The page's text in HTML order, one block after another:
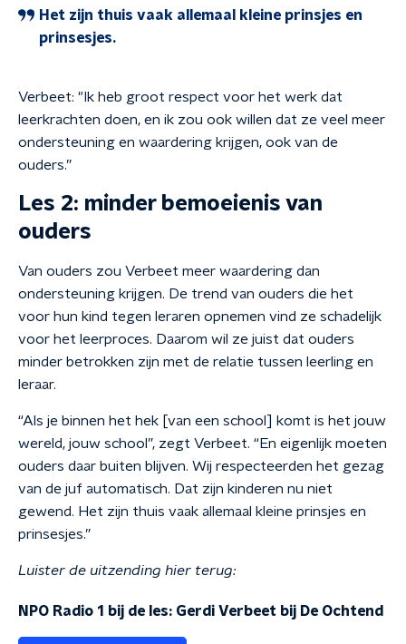
Het zijn thuis vaak allemaal kleine prinsjes en
prinsesjes.
Verbeet: "Ik heb groot respect voor het werk dat
leerkrachten doen, en ik zou ook willen dat ze veel meer
ondersteuning en waardering krijgen, ook van de
ouders.”
Les 2: minder bemoeienis van
ouders
Van ouders zou Verbeet meer waardering dan
ondersteuning krijgen. De trend van ouders die het
voor hun kind tegen leraren opnemen vind ze schadelijk
voor het leerproces. Daarom wil ze juist dat ouders
minder betrokken zijn met de relatie tussen leerling en
leraar.
“Als je binnen het hek [van een school] komt is het jouw
wereld, jouw school”, zegt Verbeet. “En eigenlijk moeten
ouders daar buiten blijven. Wij respecteerden het gezag
van de juf automatisch. Dat zijn kinderen nu niet
gewend. Het zijn thuis vaak allemaal kleine prinsjes en
prinsesjes.”
Luister de uitzending hier terug:
NPO Radio 1 bij de les: Gerdi Verbeet bij De Ochtend